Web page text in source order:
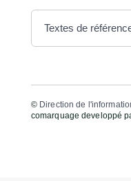
Textes de
© Direction de
comarquage developpé